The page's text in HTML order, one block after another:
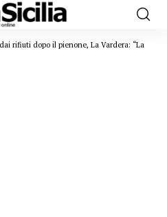
rifiuti dopo il pienone, La Vardera: “La